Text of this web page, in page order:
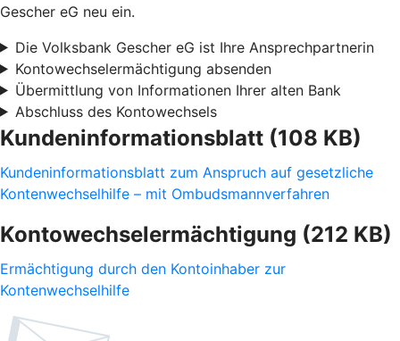
Gescher eG neu ein.
Die Volksbank Gescher eG ist Ihre Ansprechpartnerin
Kontowechselermächtigung absenden
Übermittlung von Informationen Ihrer alten Bank
Abschluss des Kontowechsels
Kundeninformationsblatt (108 KB)
Kundeninformationsblatt zum Anspruch auf gesetzliche
Kontenwechselhilfe – mit Ombudsmannverfahren
Kontowechselermächtigung (212 KB)
Ermächtigung durch den Kontoinhaber zur
Kontenwechselhilfe